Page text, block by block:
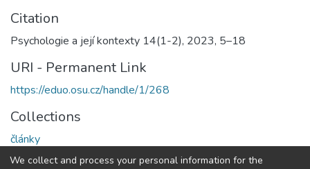
Citation
Psychologie a její kontexty 14(1-2), 2023, 5–18
URI - Permanent Link
https://eduo.osu.cz/handle/1/268
Collections
články
We collect and process your personal information for the